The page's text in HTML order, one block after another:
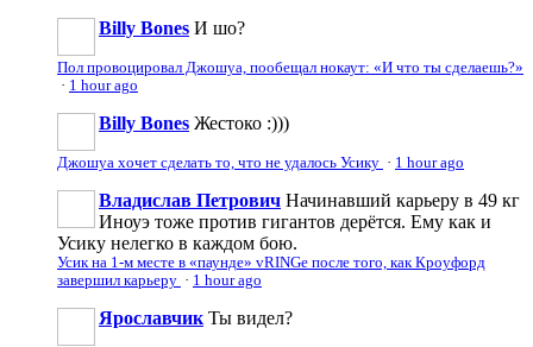
Billy Bones И шо?
Пол провоцировал Джошуа, пообещал нокаут: «И что ты сделаешь?»
· 1 hour ago
Billy Bones Жестоко :)))
Джошуа хочет сделать то, что не удалось Усику · 1 hour ago
Владислав Петрович Начинавший карьеру в 49 кг
Иноуэ тоже против гигантов дерётся. Ему как и
Усику нелегко в каждом бою.
Усик на 1-м месте в «паунде» vRINGe после того, как Кроуфорд
завершил карьеру · 1 hour ago
Ярославчик Ты видел?